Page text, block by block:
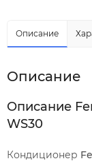
Описание
Описание
Описание
WS30
Кондиционер